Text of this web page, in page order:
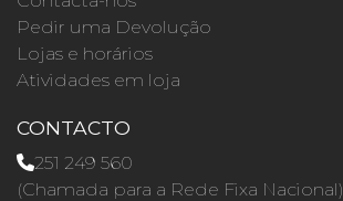
Pedir uma Devolução
Lojas e horários
Atividades em loja
CONTACTO
251 249 560
(Chamada para a Rede Fixa Nacional)